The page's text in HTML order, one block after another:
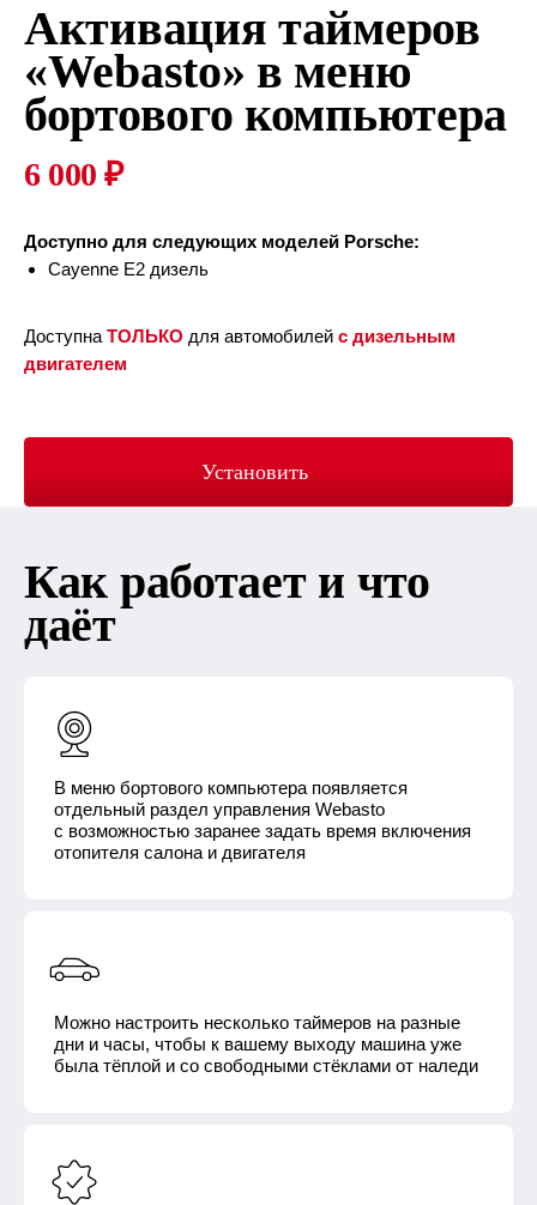
Активация таймеров
«Webasto» в меню
бортового компьютера
6 000 ₽
Доступно для следующих моделей Porsche:
Cayenne E2 дизель
Доступна ТОЛЬКО для автомобилей с дизельным
двигателем
Установить
Как работает и что
даёт
В меню бортового компьютера появляется
отдельный раздел управления Webasto
с возможностью заранее задать время включения
отопителя салона и двигателя
Можно настроить несколько таймеров на разные
дни и часы, чтобы к вашему выходу машина уже
была тёплой и со свободными стёклами от наледи